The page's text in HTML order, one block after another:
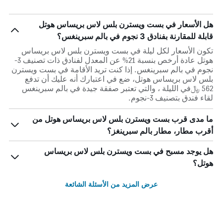
هل الأسعار في بست ويسترن بلس لاس بريساس هوتل
قابلة للمقارنة بفنادق 3 نجوم في بالم سبرينغس؟
تكون الأسعار لكل ليلة في بست ويسترن بلس لاس بريساس
هوتل عادة أرخص بنسبة 21% عن المعدل لفنادق ذات تصنيف 3-
نجوم في بالم سبرينغس. إذا كنت تريد الأقامة في بست ويسترن
بلس لاس بريساس هوتل، ضع في اعتبارك أنه عليك أن تدفع
562 ﷼في الليلة ، والتي تعتبر صفقة جيدة في بالم سبرينغس
لقاء فندق بتصنيف 3-نجوم.
ما مدى قرب بست ويسترن بلس لاس بريساس هوتل من
أقرب مطار، مطار بالم سبرينغز؟
هل يوجد مسبح في بست ويسترن بلس لاس بريساس
هوتل؟
عرض المزيد من الأسئلة الشائعة